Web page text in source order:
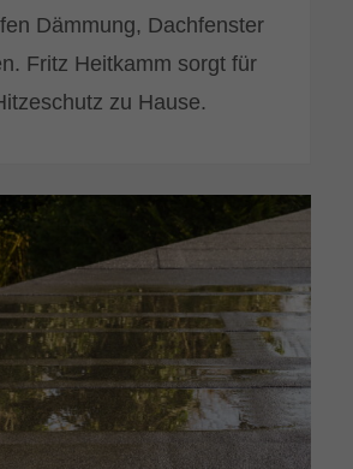
Dämmung, Dachfenster
Fritz Heitkamm sorgt für
zu Hause.